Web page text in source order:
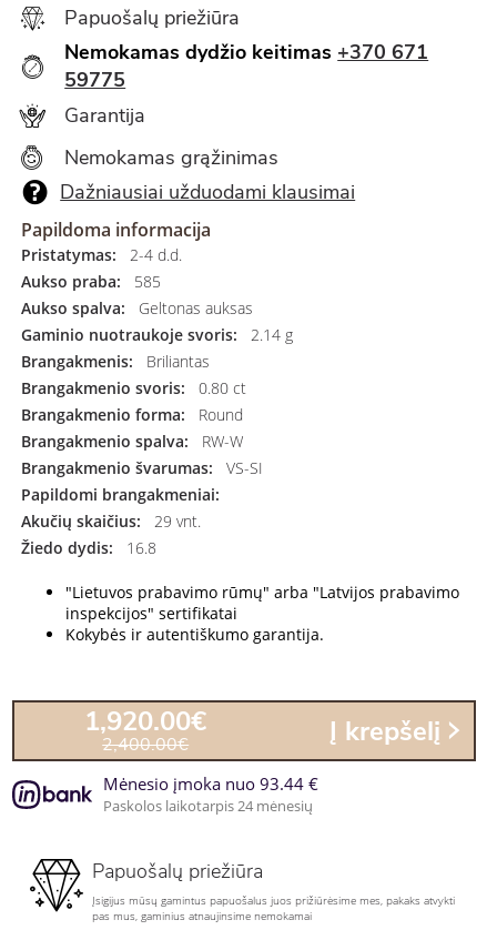
Papuošalų priežiūra
Nemokamas dydžio keitimas +370 671
59775
Garantija
Nemokamas grąžinimas
Dažniausiai užduodami klausimai
Papildoma informacija
Pristatymas:
2-4 d.d.
Aukso praba:
585
Aukso spalva:
Geltonas auksas
Gaminio nuotraukoje svoris:
2.14 g
Brangakmenis:
Briliantas
Brangakmenio svoris:
0.80 ct
Brangakmenio forma:
Round
Brangakmenio spalva:
RW-W
Brangakmenio švarumas:
VS-SI
Papildomi brangakmeniai:
Akučių skaičius:
29 vnt.
Žiedo dydis:
16.8
"Lietuvos prabavimo rūmų" arba "Latvijos prabavimo
inspekcijos" sertifikatai
Kokybės ir autentiškumo garantija.
1,920.00€
2,400.00€ Į krepšelį
Mėnesio įmoka nuo 93.44 €
Paskolos laikotarpis 24 mėnesių
Papuošalų priežiūra
Įsigijus mūsų gamintus papuošalus juos prižiūrėsime mes, pakaks atvykti
pas mus, gaminius atnaujinsime nemokamai